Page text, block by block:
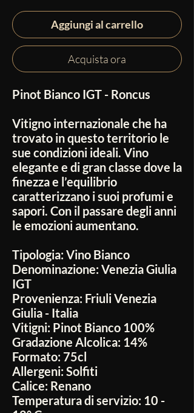
Aggiungi al carrello
Acquista ora
Pinot Bianco IGT - Roncus
Vitigno internazionale che ha
trovato in questo territorio le
sue condizioni ideali. Vino
elegante e di gran classe dove la
finezza e l’equilibrio
caratterizzano i suoi profumi e
sapori. Con il passare degli anni
le emozioni aumentano.
Tipologia: Vino Bianco
Denominazione: Venezia Giulia
IGT
Provenienza: Friuli Venezia
Giulia - Italia
Vitigni: Pinot Bianco 100%
Gradazione Alcolica: 14%
Formato: 75cl
Allergeni: Solfiti
Calice: Renano
Temperatura di servizio: 10 -